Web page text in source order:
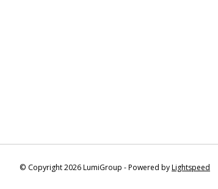
© Copyright 2026 LumiGroup - Powered byLightspeed